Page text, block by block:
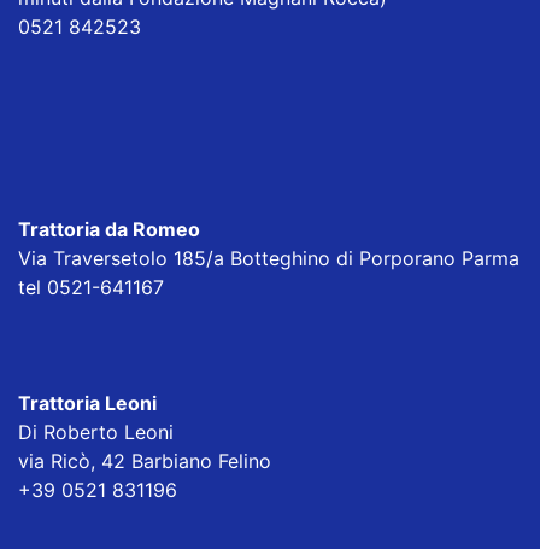
0521 842523
Trattoria da Romeo
Via Traversetolo 185/a Botteghino di Porporano Parma
tel 0521-641167
Trattoria Leoni
Di Roberto Leoni
via Ricò, 42 Barbiano Felino
+39 0521 831196